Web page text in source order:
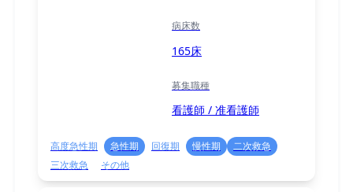
病床数
165床
募集職種
看護師 / 准看護師
高度急性期 急性期 回復期 慢性期
二次救急
三次救急
その他